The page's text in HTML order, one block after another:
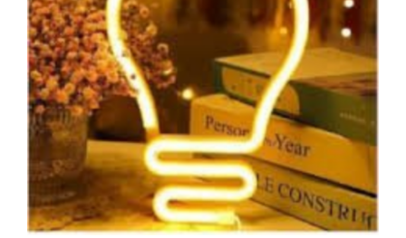
NEON LIGHT ΛΑΜΠΑ ΜΕ
ΜΠΑΤΑΡΙΕΣ ΚΑΙ USB